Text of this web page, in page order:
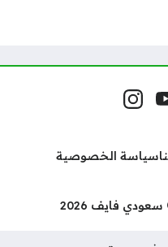
التواصل
إنستغرام
سياسة الخصوصية
فايف 2026